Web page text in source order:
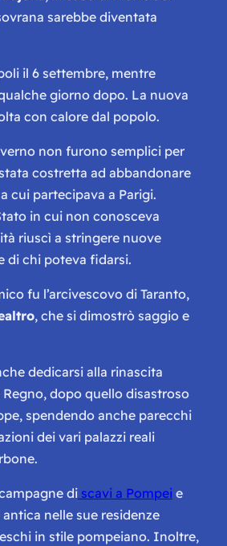
sarebbe diventata
il 6 settembre, mentre
giorno dopo. La nuova
con calore dal popolo.
non furono semplici per
costretta ad abbandonare
cui partecipava a Parigi.
in cui non conosceva
riuscì a stringere nuove
di chi poteva fidarsi.
fu l’arcivescovo di Taranto,
, che si dimostrò saggio e
dedicarsi alla rinascita
Regno, dopo quello disastroso
spendendo anche parecchi
dei vari palazzi reali
di scavi a Pompei e
antica nelle sue residenze
in stile pompeiano. Inoltre,